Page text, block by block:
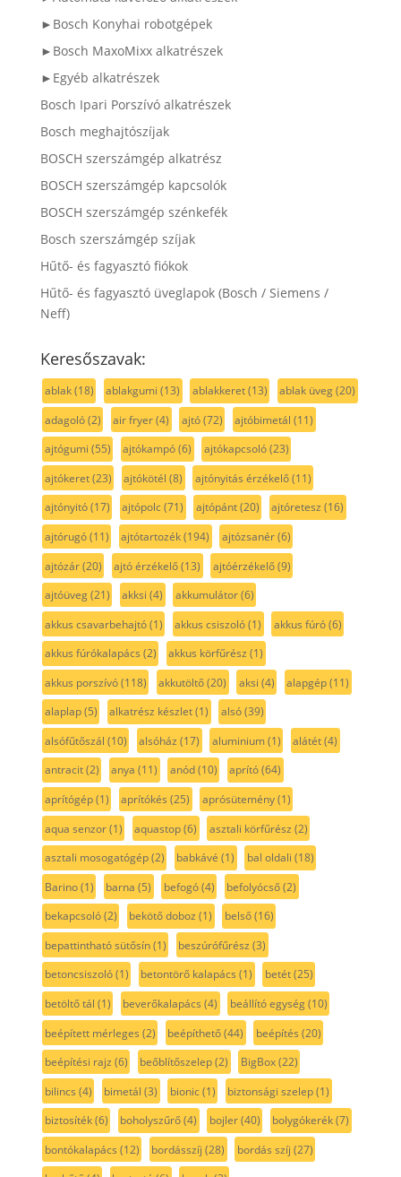
►Bosch Konyhai robotgépek
►Bosch MaxoMixx alkatrészek
►Egyéb alkatrészek
Bosch Ipari Porszívó alkatrészek
Bosch meghajtószíjak
BOSCH szerszámgép alkatrész
BOSCH szerszámgép kapcsolók
BOSCH szerszámgép szénkefék
Bosch szerszámgép szíjak
Hűtő- és fagyasztó fiókok
Hűtő- és fagyasztó üveglapok (Bosch / Siemens /
Neff)
Keresőszavak:
ablak(18) ablakgumi (13) ablakkeret(13) ablak üveg(20)
adagoló(2) air fryer(4) ajtó(72) ajtóbimetál (11)
ajtógumi (55) ajtókampó(6) ajtókapcsoló(23)
ajtókeret(23) ajtókötél (8) ajtónyitás érzékelő(11)
ajtónyitó(17) ajtópolc(71) ajtópánt(20) ajtóretesz (16)
ajtórugó(11) ajtótartozék(194) ajtózsanér(6)
ajtózár(20) ajtó érzékelő(13) ajtóérzékelő(9)
ajtóüveg(21) akksi (4) akkumulátor(6)
akkus csavarbehajtó(1) akkus csiszoló(1) akkus fúró(6)
akkus fúrókalapács (2) akkus körfűrész (1)
akkus porszívó(118) akkutöltő(20) aksi (4) alapgép(11)
alaplap(5) alkatrész készlet(1) alsó(39)
alsófűtőszál (10) alsóház (17) aluminium(1) alátét(4)
antracit(2) anya (11) anód(10) aprító(64)
aprítógép(1) aprítókés (25) aprósütemény(1)
aqua senzor(1) aquastop(6) asztali körfűrész (2)
asztali mosogatógép(2) babkávé (1) bal oldali (18)
Barino(1) barna (5) befogó(4) befolyócső(2)
bekapcsoló(2) bekötő doboz (1) belső(16)
bepattintható sütősín(1) beszúrófűrész (3)
betoncsiszoló(1) betontörő kalapács (1) betét(25)
betöltő tál (1) beverőkalapács (4) beállító egység(10)
beépített mérleges (2) beépíthető(44) beépítés (20)
beépítési rajz (6) beőblítőszelep(2) BigBox(22)
bilincs (4) bimetál (3) bionic(1) biztonsági szelep(1)
biztosíték(6) boholyszűrő(4) bojler(40) bolygókerék(7)
bontókalapács (12) bordásszíj (28) bordás szíj (27)